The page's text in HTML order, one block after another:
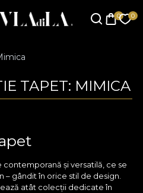
TAPET: MIMICA
și versatilă, ce se
gândit în orice stil de design.
atât colecții dedicate în